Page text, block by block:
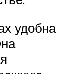
удобна